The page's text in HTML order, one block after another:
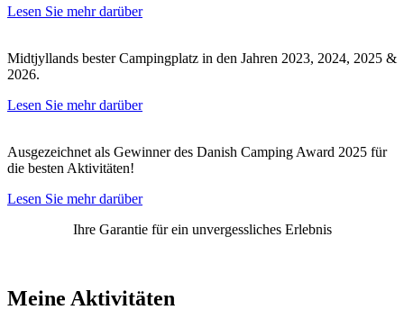
Lesen Sie mehr darüber
Midtjyllands bester Campingplatz in den Jahren 2023, 2024, 2025 &
2026.
Lesen Sie mehr darüber
Ausgezeichnet als Gewinner des Danish Camping Award 2025 für
die besten Aktivitäten!
Lesen Sie mehr darüber
Ihre Garantie für ein unvergessliches Erlebnis
Meine Aktivitäten